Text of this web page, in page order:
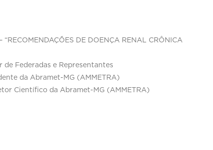
DE DOENÇA RENAL CRÔNICA
Federadas e Representantes
da Abramet-MG (AMMETRA)
da Abramet-MG (AMMETRA)